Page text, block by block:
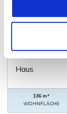
Haus
136 m²
WOHNFLÄCHE